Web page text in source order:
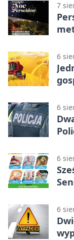
7
6
6
6
6